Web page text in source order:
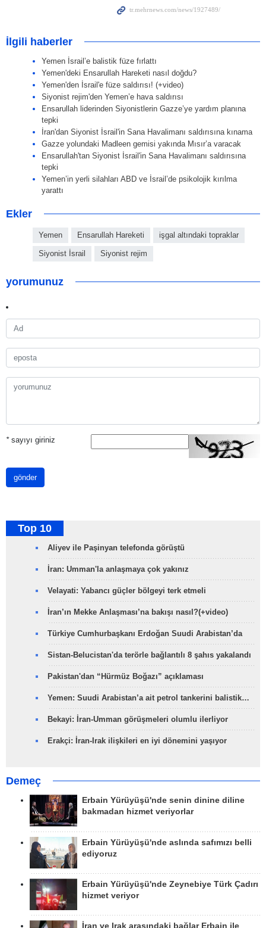
İlgili haberler
Yemen İsrail’e balistik füze fırlattı
Yemen'deki Ensarullah Hareketi nasıl doğdu?
Yemen'den İsrail'e füze saldırısı! (+video)
Siyonist rejim'den Yemen’e hava saldırısı
Ensarullah liderinden Siyonistlerin Gazze’ye yardım planına
tepki
İran'dan Siyonist İsrail'in Sana Havalimanı saldırısına kınama
Gazze yolundaki Madleen gemisi yakında Mısır’a varacak
Ensarullah'tan Siyonist İsrail'in Sana Havalimanı saldırısına
tepki
Yemen’in yerli silahları ABD ve İsrail’de psikolojik kırılma
yarattı
Ekler
Yemen Ensarullah Hareketi işgal altındaki topraklar
Siyonist İsrail Siyonist rejim
yorumunuz
*sayıyı giriniz
gönder
Top 10
Aliyev ile Paşinyan telefonda görüştü
İran: Umman'la anlaşmaya çok yakınız
Velayati: Yabancı güçler bölgeyi terk etmeli
İran’ın Mekke Anlaşması’na bakışı nasıl?(+video)
Türkiye Cumhurbaşkanı Erdoğan Suudi Arabistan’da
Sistan-Belucistan'da terörle bağlantılı 8 şahıs yakalandı
Pakistan'dan “Hürmüz Boğazı” açıklaması
Yemen: Suudi Arabistan’a ait petrol tankerini balistik…
Bekayi: İran-Umman görüşmeleri olumlu ilerliyor
Erakçi: İran-Irak ilişkileri en iyi dönemini yaşıyor
Demeç
Erbain Yürüyüşü'nde senin dinine diline
bakmadan hizmet veriyorlar
Erbain Yürüyüşü'nde aslında safımızı belli
ediyoruz
Erbain Yürüyüşü'nde Zeynebiye Türk Çadırı
hizmet veriyor
İran ve Irak arasındaki bağlar Erbain ile